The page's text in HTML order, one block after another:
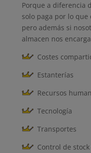
Porque a diferencia
solo paga por lo
pero además si
almacen nos
Costes
Estanterías
Recursos
Tecnología
Transportes
Control de stock